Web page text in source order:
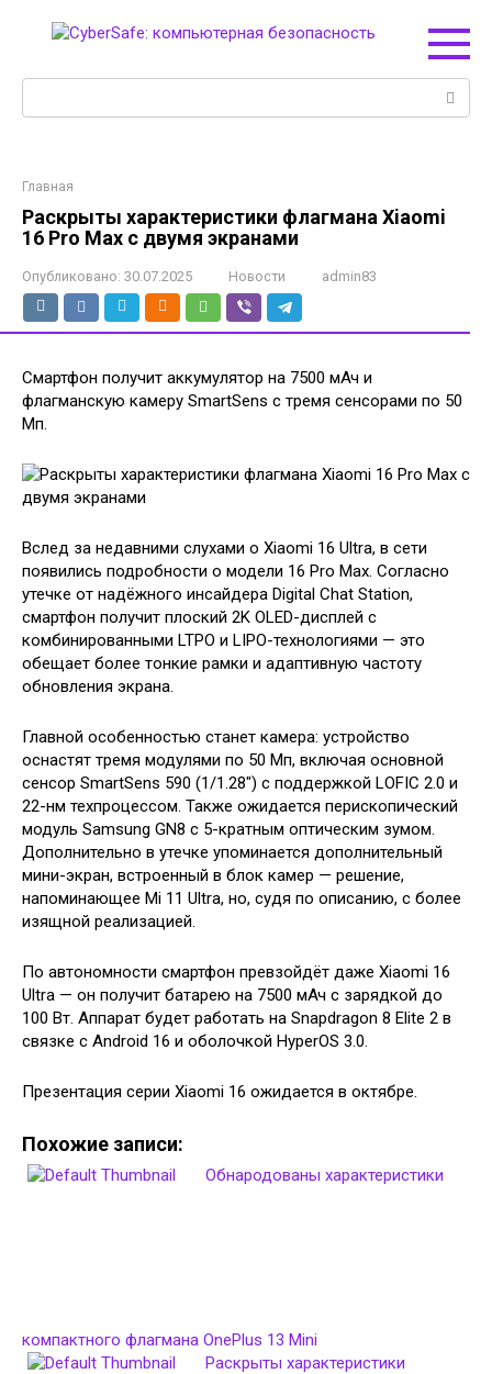
Главная
Раскрыты характеристики флагмана Xiaomi
16 Pro Max с двумя экранами
Опубликовано: 30.07.2025 Новости admin83
Смартфон получит аккумулятор на 7500 мАч и
флагманскую камеру SmartSens с тремя сенсорами по 50
Мп.
Вслед за недавними слухами о Xiaomi 16 Ultra, в сети
появились подробности о модели 16 Pro Max. Согласно
утечке от надёжного инсайдера Digital Chat Station,
смартфон получит плоский 2K OLED-дисплей с
комбинированными LTPO и LIPO-технологиями — это
обещает более тонкие рамки и адаптивную частоту
обновления экрана.
Главной особенностью станет камера: устройство
оснастят тремя модулями по 50 Мп, включая основной
сенсор SmartSens 590 (1/1.28″) с поддержкой LOFIC 2.0 и
22-нм техпроцессом. Также ожидается перископический
модуль Samsung GN8 с 5-кратным оптическим зумом.
Дополнительно в утечке упоминается дополнительный
мини-экран, встроенный в блок камер — решение,
напоминающее Mi 11 Ultra, но, судя по описанию, с более
изящной реализацией.
По автономности смартфон превзойдёт даже Xiaomi 16
Ultra — он получит батарею на 7500 мАч с зарядкой до
100 Вт. Аппарат будет работать на Snapdragon 8 Elite 2 в
связке с Android 16 и оболочкой HyperOS 3.0.
Презентация серии Xiaomi 16 ожидается в октябре.
Похожие записи:
Обнародованы характеристики
компактного флагмана OnePlus 13 Mini
Раскрыты характеристики